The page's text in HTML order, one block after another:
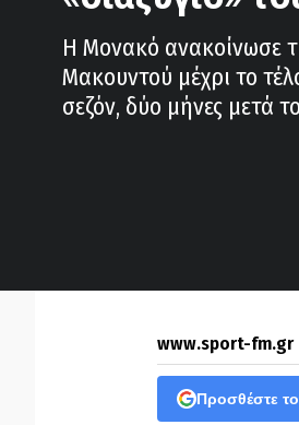
Η Μονακό ανακοίνωσε
Μακουντού μέχρι το
σεζόν, δύο μήνες μετά
www.sport-fm.gr
Προσθέστε